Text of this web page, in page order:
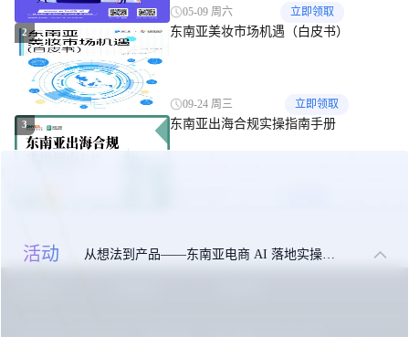
活动 从想法到产品——东南亚电商 AI 落地实操大课
05-09 周六 立即领取
2 东南亚美妆市场机遇（白皮书）
09-24 周三 立即领取
3 东南亚出海合规实操指南手册